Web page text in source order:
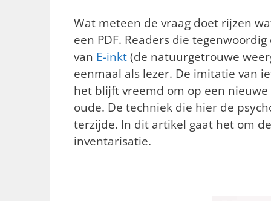
Wat meteen de vraag doet rijzen
een PDF. Readers die
van E-inkt (de natuurgetrouwe
eenmaal als lezer. De imitatie van
het blijft vreemd om op een
oude. De techniek die hier de
terzijde. In dit artikel gaat het om
inventarisatie.